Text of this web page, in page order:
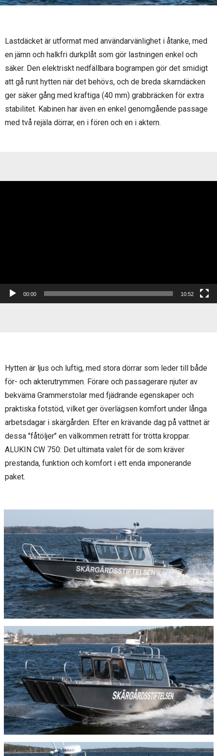
Lastdäcket är utformat med användarvänlighet i åtanke, med
en jämn och halkfri durkplåt som gör lastningen enkel och
säker. Den elektriskt nedfällbara bogrampen gör det smidigt
att gå runt hytten när det behövs, och de breda skarndäcken
ger säker gång med kraftiga (40 mm) grabbräcken för extra
stabilitet. Kabinen har även en enkel genomgående passage
med två rejäla dörrar, en i fören och en i aktern.
00:00 10:52
Hytten är ljus och luftig, med stora dörrar som leder till både
för- och akterutrymmen. Förare och passagerare njuter av
bekväma Grammerstolar med fjädrande egenskaper och
praktiska fotstöd, vilket ger överlägsen komfort under långa
arbetsdagar i skärgården. Efter en krävande dag på vattnet är
dessa "fåtöljer" en välkommen reträtt för trötta kroppar.
ALUKIN CW 750: Det ultimata valet för de som kräver
prestanda, funktion och komfort i ett enda imponerande
paket.